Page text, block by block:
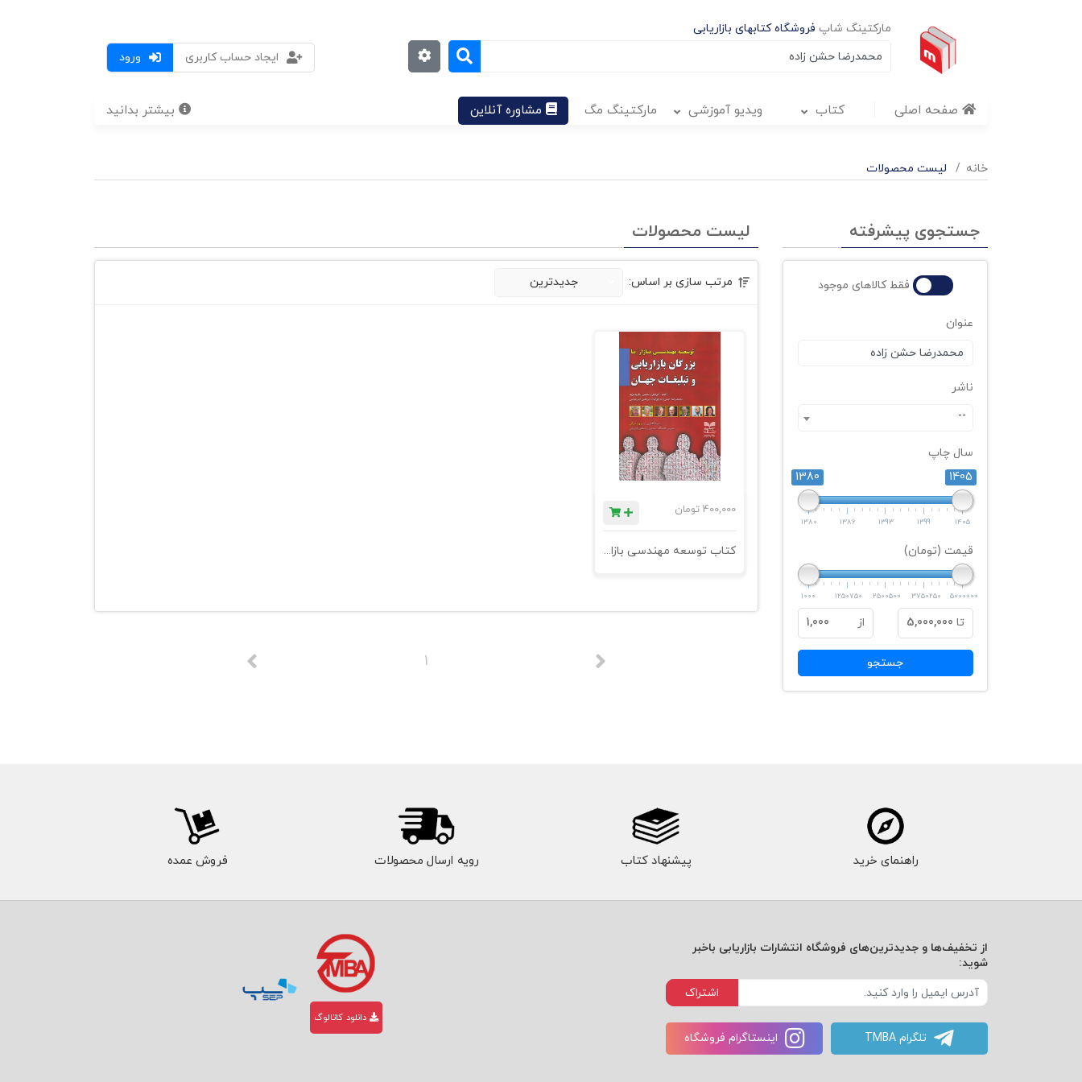
مارکتینگ شاپ فروشگاه کتابهای بازاریابی
ورود
ایجاد حساب کاربری
صفحه اصلی کتاب ویدیو آموزشی مارکتینگ مگ مشاوره آنلاین بیشتر بدانید
خانه لیست محصولات
جستجوی پیشرفته
فقط کالاهای موجود
عنوان
ناشر
--
سال چاپ
1380
1405
1380 1386 1393 1399 1405
قیمت (تومان)
1000 1250750 2500500 3750250 5000000
تا 5,000,000 از 1,000
جستجو
لیست محصولات
مرتب سازی بر اساس: جدیدترین
400,000 تومان
کتاب توسعه مهندسی بازار با بزرگان بازاریابی و تبلیغات جهان - چاپ دوم
1
راهنمای خرید پیشنهاد کتاب رویه ارسال محصولات فروش عمده
از تخفیف‌ها و جدیدترین‌های فروشگاه انتشارات بازاریابی باخبر
شوید:
اشتراک
تلگرام TMBA اینستاگرام فروشگاه
دانلود کاتالوگ